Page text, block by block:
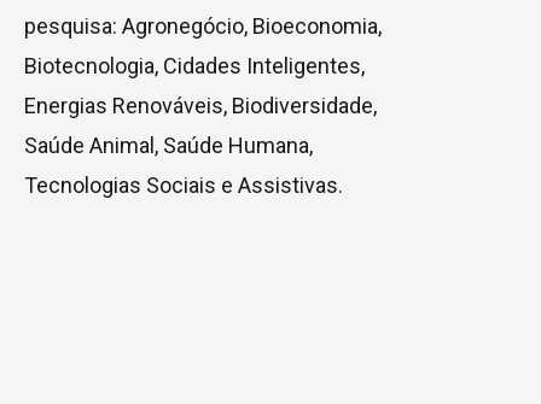
pesquisa: Agronegócio, Bioeconomia,
Biotecnologia, Cidades Inteligentes,
Energias Renováveis, Biodiversidade,
Saúde Animal, Saúde Humana,
Tecnologias Sociais e Assistivas.